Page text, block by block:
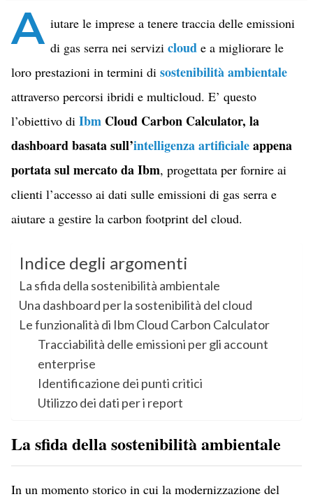
A iutare le imprese a tenere traccia delle emissioni
di gas serra nei servizi cloud e a migliorare le
loro prestazioni in termini di sostenibilità ambientale
attraverso percorsi ibridi e multicloud. E’ questo
l’obiettivo diIbmCloud Carbon Calculator, la
dashboard basata sull’intelligenza artificialeappena
portata sul mercato da Ibm, progettata per fornire ai
clienti l’accesso ai dati sulle emissioni di gas serra e
aiutare a gestire la carbon footprint del cloud.
Indice degli argomenti
La sfida della sostenibilità ambientale
Una dashboard per la sostenibilità del cloud
Le funzionalità di Ibm Cloud Carbon Calculator
Tracciabilità delle emissioni per gli account
enterprise
Identificazione dei punti critici
Utilizzo dei dati per i report
La sfida della sostenibilità ambientale
In un momento storico in cui la modernizzazione del